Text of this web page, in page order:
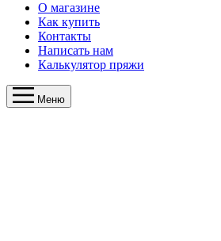
О магазине
Как купить
Контакты
Написать нам
Калькулятор пряжи
Меню